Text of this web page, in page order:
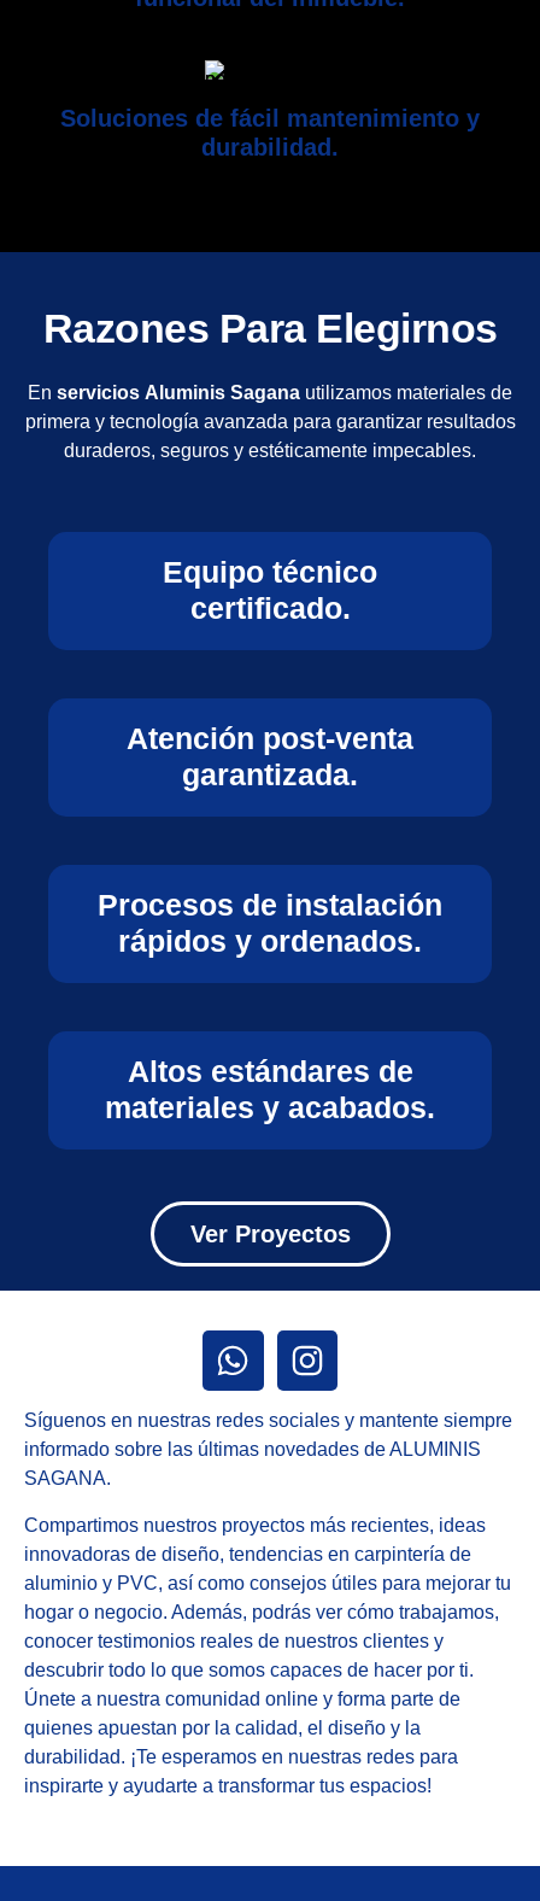
Soluciones de fácil mantenimiento y
durabilidad.
Razones Para Elegirnos
En servicios Aluminis Sagana utilizamos materiales de
primera y tecnología avanzada para garantizar resultados
duraderos, seguros y estéticamente impecables.
Equipo técnico
certificado.
Atención post‑venta
garantizada.
Procesos de instalación
rápidos y ordenados.
Altos estándares de
materiales y acabados.
Ver Proyectos
Síguenos en nuestras redes sociales y mantente siempre
informado sobre las últimas novedades de ALUMINIS
SAGANA.
Compartimos nuestros proyectos más recientes, ideas
innovadoras de diseño, tendencias en carpintería de
aluminio y PVC, así como consejos útiles para mejorar tu
hogar o negocio. Además, podrás ver cómo trabajamos,
conocer testimonios reales de nuestros clientes y
descubrir todo lo que somos capaces de hacer por ti.
Únete a nuestra comunidad online y forma parte de
quienes apuestan por la calidad, el diseño y la
durabilidad. ¡Te esperamos en nuestras redes para
inspirarte y ayudarte a transformar tus espacios!